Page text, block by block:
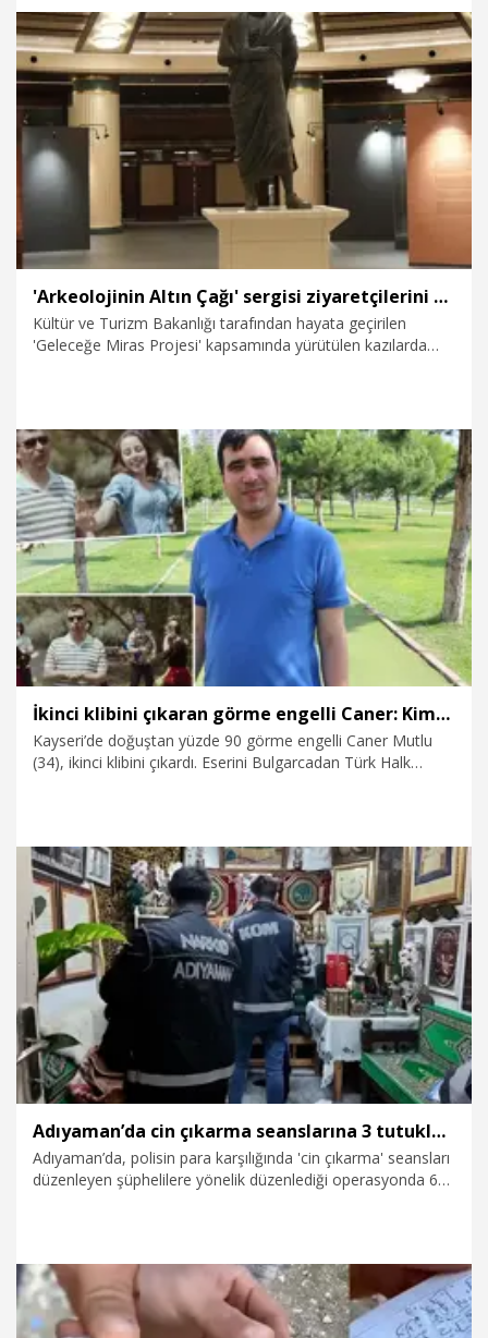
hazırlandı. İddianamede şüphelilerin el konulan ve 175
milyon TL’yi bulan mal varlıklarıyla suç gelirini akladıkları,
A.A.’nın dini inançları istismar ederek dolandırıcılık yaptığı
belirtildi.
3.09.2025 Foto Galeri
'Arkeolojinin Altın Çağı' sergisi ziyaretçilerini bekliyor
Kültür ve Turizm Bakanlığı tarafından hayata geçirilen
'Geleceğe Miras Projesi' kapsamında yürütülen kazılarda
Altın Çağı' sergisi, Cumhurbaşkanlığı Millet Kütüphanesi'nde
ziyaretçilerini bekliyor.
6.08.2025 Video
İkinci klibini çıkaran görme engelli Caner: Kimse engeli var diye hayattan ümidini kesmesin
Kayseri’de doğuştan yüzde 90 görme engelli Caner Mutlu
(34), ikinci klibini çıkardı. Eserini Bulgarcadan Türk Halk
bilgisayar programları ile bunu da başardım. Hiç kimse engeli
var diye hayattan ümidini kesmesin. Azimli olsunlar.
Hayallerini içine bastırmasınlar. İçinden geldiği gibi yapmaya
başlasınlar” dedi.
19.07.2025 Video
Adıyaman’da cin çıkarma seanslarına 3 tutuklama
Adıyaman’da, polisin para karşılığında 'cin çıkarma' seansları
düzenleyen şüphelilere yönelik düzenlediği operasyonda 6